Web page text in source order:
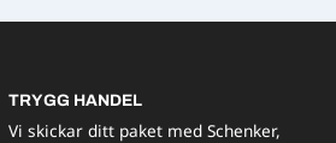
TRYGG HANDEL
Vi skickar ditt paket med Schenker,